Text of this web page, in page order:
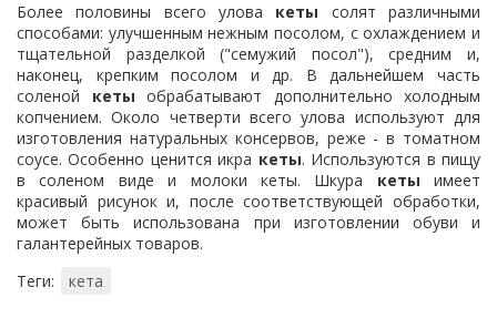
Более половины всего улова кеты солят различными
способами: улучшенным нежным посолом, с охлаждением и
тщательной разделкой ("семужий посол"), средним и,
наконец, крепким посолом и др. В дальнейшем часть
соленой кеты обрабатывают дополнительно холодным
копчением. Около четверти всего улова используют для
изготовления натуральных консервов, реже - в томатном
соусе. Особенно ценится икра кеты. Используются в пищу
в соленом виде и молоки кеты. Шкура кеты имеет
красивый рисунок и, после соответствующей обработки,
может быть использована при изготовлении обуви и
галантерейных товаров.
Теги:
кета